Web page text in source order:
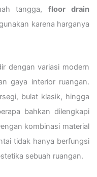
tangga,floor drain
karena harganya
dengan variasi modern
gaya interior ruangan.
bulat klasik, hingga
bahkan dilengkapi
kombinasi material
tidak hanya berfungsi
sebuah ruangan.